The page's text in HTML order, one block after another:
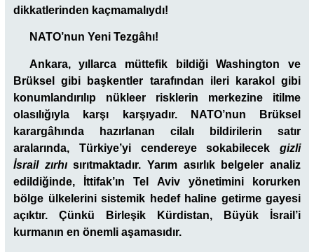
dikkatlerinden kaçmamalıydı!
NATO’nun Yeni Tezgâhı!
Ankara, yıllarca müttefik bildiği Washington ve
Brüksel gibi başkentler tarafından ileri karakol gibi
konumlandırılıp nükleer risklerin merkezine itilme
olasılığıyla karşı karşıyadır. NATO’nun Brüksel
karargâhında hazırlanan cilalı bildirilerin satır
aralarında, Türkiye’yi cendereye sokabilecek gizli
İsrail zırhı sırıtmaktadır. Yarım asırlık belgeler analiz
edildiğinde, İttifak’ın Tel Aviv yönetimini korurken
bölge ülkelerini sistemik hedef haline getirme gayesi
açıktır. Çünkü Birleşik Kürdistan, Büyük İsrail’i
kurmanın en önemli aşamasıdır.